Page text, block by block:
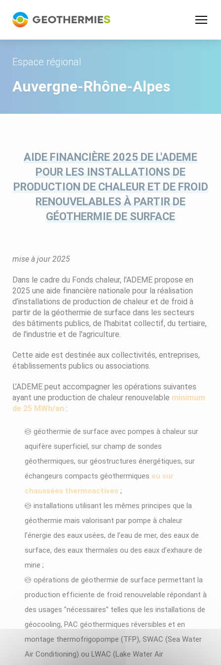
Espace régional
Auvergne-Rhône-Alpes
AIDE FINANCIÈRE 2025 DE L'ADEME
POUR LES INSTALLATIONS DE
PRODUCTION DE CHALEUR ET DE FROID
RENOUVELABLES À PARTIR DE
GÉOTHERMIE DE SURFACE
mise à jour 2025
Dans le cadre du Fonds chaleur, l'ADEME propose en
2025 une aide financière nationale pour la réalisation
d’installations de production de chaleur et de froid à
partir de la géothermie de surface dans les secteurs
des bâtiments publics, de l'habitat collectif, du tertiaire,
de l'industrie et de l'agriculture.
Cette aide est destinée aux collectivités, entreprises,
établissements publics ou associations.
L’ADEME peut accompagner les opérations suivantes
ayant une production de chaleur renouvelable minimum
de 25 MWh/an :
géothermie de surface avec pompes à chaleur sur
aquifère superficiel, sur champ de sondes
géothermiques, sur géostructures énergétiques, sur
échangeurs compacts géothermiques ou sur
chaussées thermoactives ;
installations utilisant les mêmes principes que la
géothermie mais valorisant par pompe à chaleur
l’énergie des eaux usées, de l’eau de mer, des eaux de
surface, des eaux thermales ou des eaux d’exhaure de
mine ;
opérations de géothermie de surface permettant la
production efficiente de froid renouvelable répondant à
des usages "nécessaires" telles que les installations de
géocooling, PAC géothermiques réversibles et en
montage thermofrigopompe (TFP), SWAC (Sea Water
Air Conditioning) ou LWAC (Lake Water Air